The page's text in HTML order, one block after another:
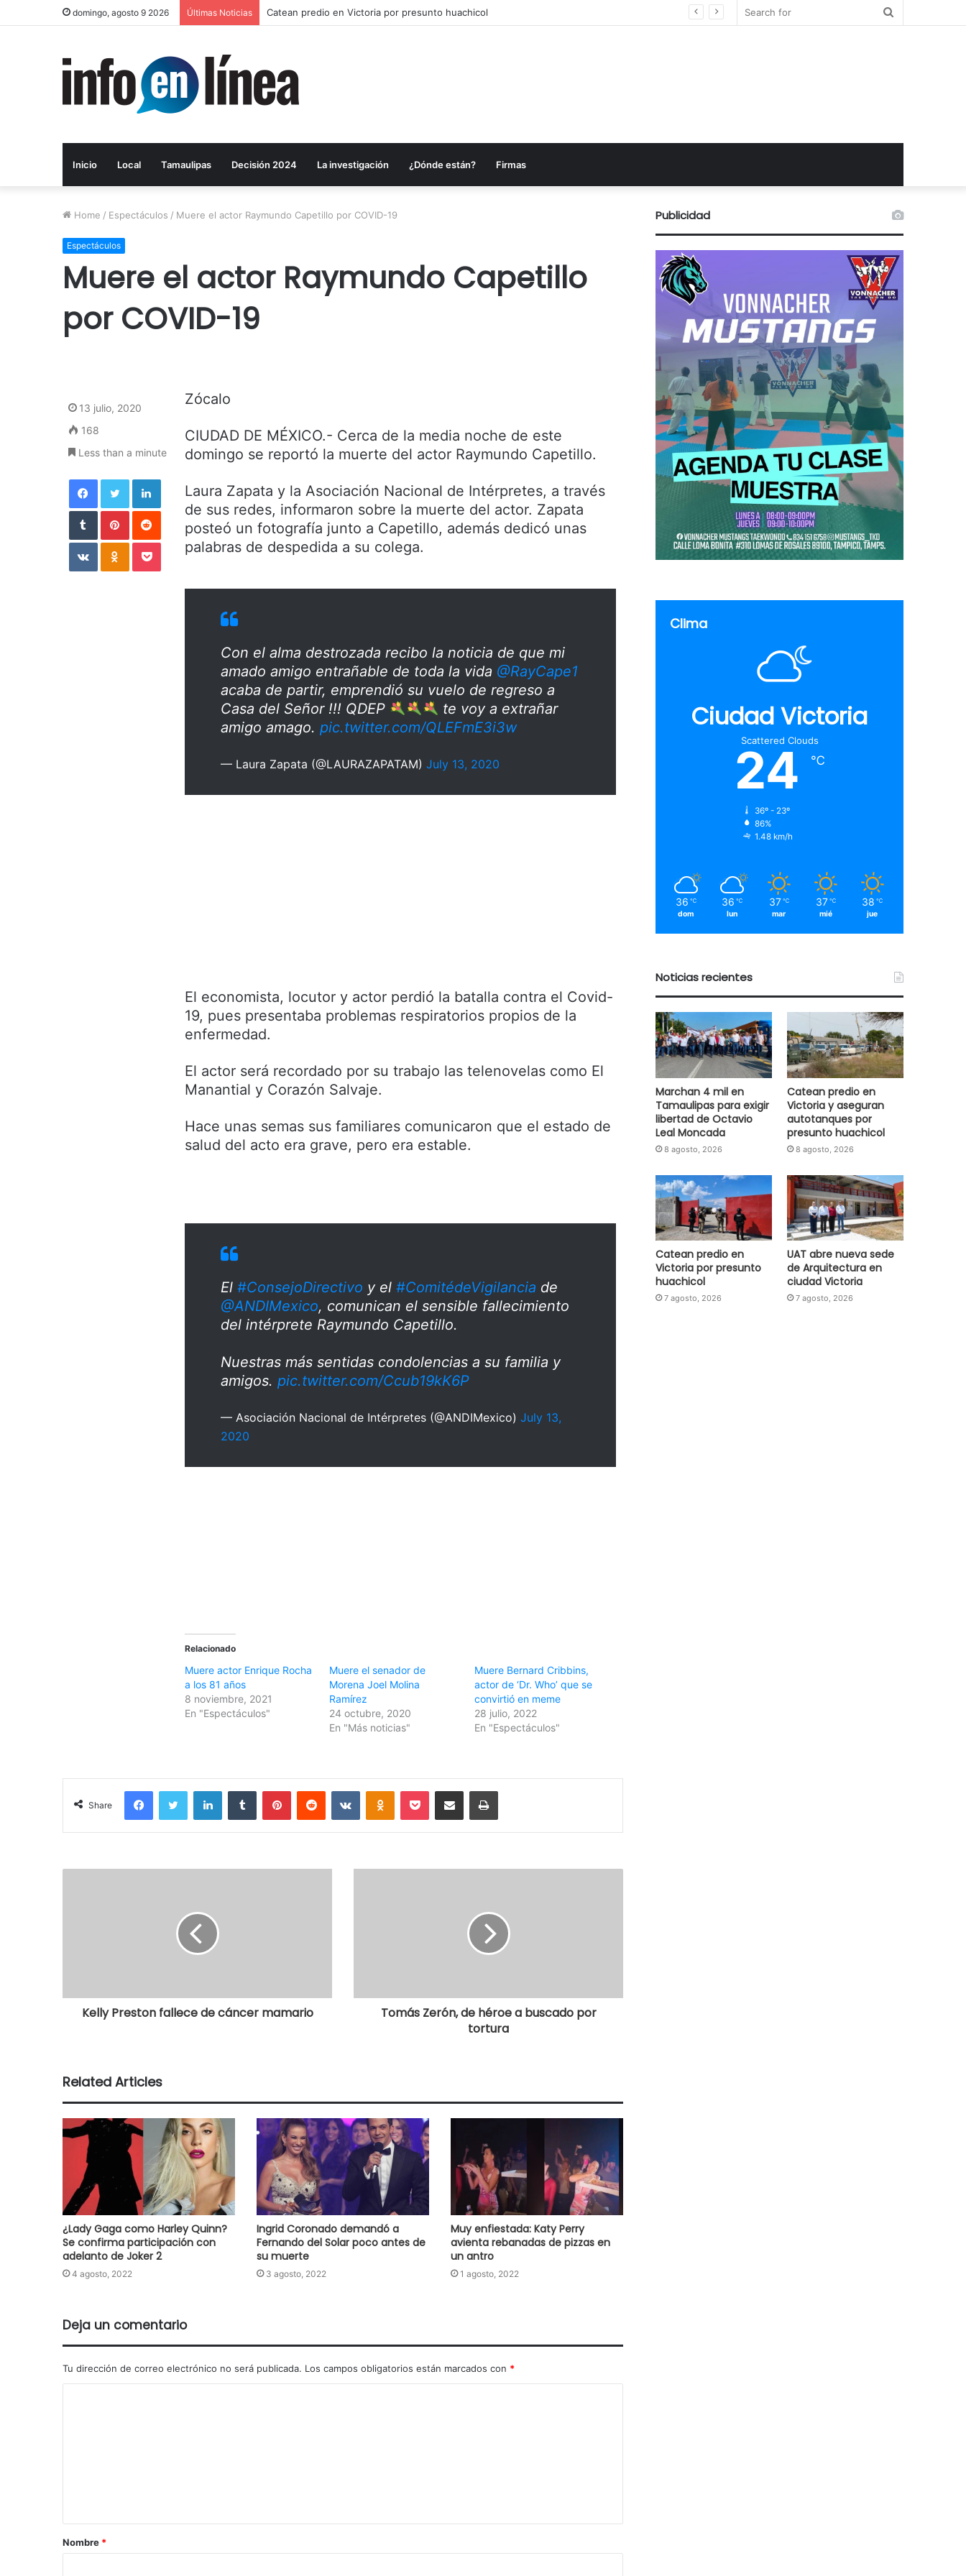
domingo, agosto 9 2026 Últimas Noticias Catean predio en Victoria por presunto huachicol
Inicio Local Tamaulipas Decisión 2024 La investigación ¿Dónde están? Firmas
Home / Espectáculos / Muere el actor Raymundo Capetillo por COVID-19
Espectáculos
Muere el actor Raymundo Capetillo
por COVID-19
Zócalo
CIUDAD DE MÉXICO.- Cerca de la media noche de este
domingo se reportó la muerte del actor Raymundo Capetillo.
Laura Zapata y la Asociación Nacional de Intérpretes, a través
de sus redes, informaron sobre la muerte del actor. Zapata
posteó un fotografía junto a Capetillo, además dedicó unas
palabras de despedida a su colega.
Con el alma destrozada recibo la noticia de que mi
amado amigo entrañable de toda la vida @RayCape1
acaba de partir, emprendió su vuelo de regreso a
Casa del Señor !!! QDEP
te voy a extrañar
amigo amago. pic.twitter.com/QLEFmE3i3w
— Laura Zapata (@LAURAZAPATAM) July 13, 2020
El economista, locutor y actor perdió la batalla contra el Covid-
19, pues presentaba problemas respiratorios propios de la
enfermedad.
El actor será recordado por su trabajo las telenovelas como El
Manantial y Corazón Salvaje.
Hace unas semas sus familiares comunicaron que el estado de
salud del acto era grave, pero era estable.
El #ConsejoDirectivo y el #ComitédeVigilancia de
@ANDIMexico, comunican el sensible fallecimiento
del intérprete Raymundo Capetillo.
Nuestras más sentidas condolencias a su familia y
amigos. pic.twitter.com/Ccub19kK6P
— Asociación Nacional de Intérpretes (@ANDIMexico) July 13,
2020
Relacionado
Muere actor Enrique Rocha
a los 81 años
8 noviembre, 2021
En "Espectáculos"
Muere el senador de
Morena Joel Molina
Ramírez
24 octubre, 2020
En "Más noticias"
Muere Bernard Cribbins,
actor de ‘Dr. Who’ que se
convirtió en meme
28 julio, 2022
En "Espectáculos"
13 julio, 2020
168
Less than a minute
Facebook Twitter LinkedIn
Tumblr Pinterest Reddit
VKontakte Odnoklassniki Pocket
Share
Kelly Preston fallece de cáncer mamario
Tomás Zerón, de héroe a buscado por
tortura
Related Articles
¿Lady Gaga como Harley Quinn?
Se confirma participación con
adelanto de Joker 2
4 agosto, 2022
Ingrid Coronado demandó a
Fernando del Solar poco antes de
su muerte
3 agosto, 2022
Muy enfiestada: Katy Perry
avienta rebanadas de pizzas en
un antro
1 agosto, 2022
Deja un comentario
Tu dirección de correo electrónico no será publicada. Los campos obligatorios están marcados con *
Nombre *
Publicidad
Clima
Ciudad Victoria
Scattered Clouds
24 ℃
36º - 23º
86%
1.48 km/h
36 ℃
dom
36 ℃
lun
37 ℃
mar
37 ℃
mié
38 ℃
jue
Noticias recientes
Marchan 4 mil en
Tamaulipas para exigir
libertad de Octavio
Leal Moncada
8 agosto, 2026
Catean predio en
Victoria y aseguran
autotanques por
presunto huachicol
8 agosto, 2026
Catean predio en
Victoria por presunto
huachicol
7 agosto, 2026
UAT abre nueva sede
de Arquitectura en
ciudad Victoria
7 agosto, 2026